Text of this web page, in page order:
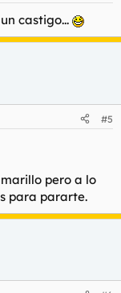
castigo...
#5
pero a lo
para pararte.